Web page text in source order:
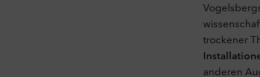
trockener
anderen